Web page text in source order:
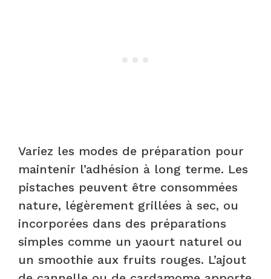
Variez les modes de préparation pour
maintenir l’adhésion à long terme. Les
pistaches peuvent être consommées
nature, légèrement grillées à sec, ou
incorporées dans des préparations
simples comme un yaourt naturel ou
un smoothie aux fruits rouges. L’ajout